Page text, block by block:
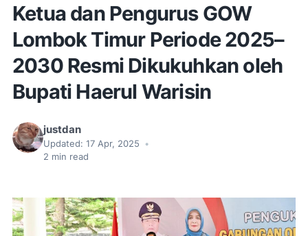
Ketua dan Pengurus GOW
Lombok Timur Periode 2025–
2030 Resmi Dikukuhkan oleh
Bupati Haerul Warisin
justdan
Updated: 17 Apr, 2025
•
2 min read